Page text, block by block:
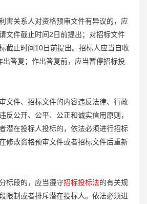
害关系人对资格预审文件有异议的，应
文件截止时间2日前提出；对招标文件
截止时间10日前提出。招标人应当自收
出答复；作出答复前，应当暂停招标投
文件、招标文件的内容违反法律、行政
反公开、公平、公正和诚实信用原则，
潜在投标人投标的，依法必须进行招标
修改资格预审文件或者招标文件后重新
标段的，应当遵守招标投标法的有关规
限制或者排斥潜在投标人。依法必须进